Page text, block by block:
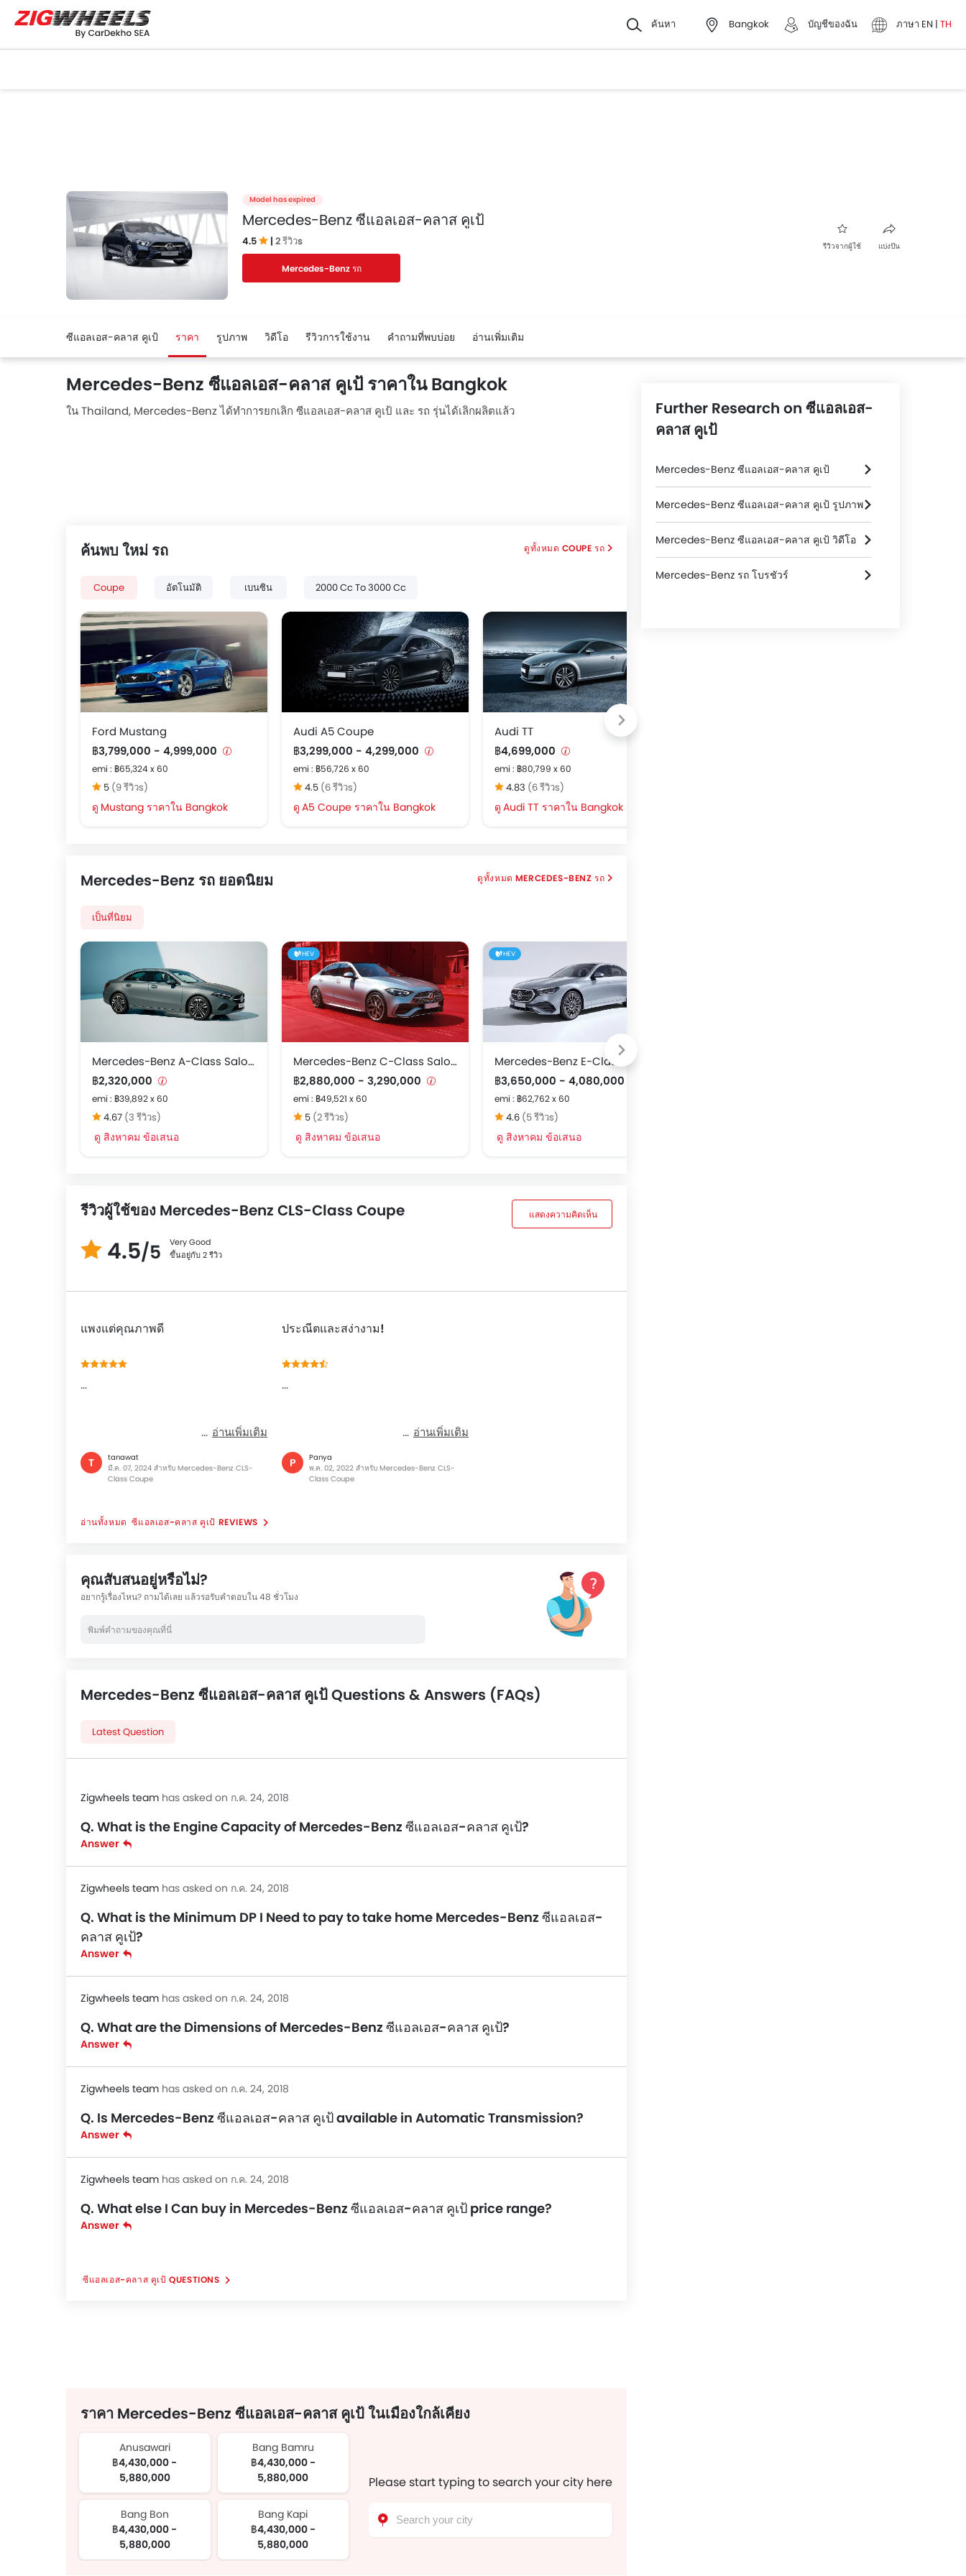
ค้นหา Bangkok บัญชีของฉัน ภาษา EN | TH
Model has expired
Mercedes-Benz ซีแอลเอส-คลาส คูเป้
4.5 | 2 รีวิวs
Mercedes-Benz รถ
รีวิวจากผู้ใช้ แบ่งปัน
ซีแอลเอส-คลาส คูเป้ ราคา รูปภาพ วิดีโอ รีวิวการใช้งาน คำถามที่พบบ่อย อ่านเพิ่มเติม
Mercedes-Benz ซีแอลเอส-คลาส คูเป้ ราคาใน Bangkok
ใน Thailand, Mercedes-Benz ได้ทำการยกเลิก ซีแอลเอส-คลาส คูเป้ และ รถ รุ่นได้เลิกผลิตแล้ว
ค้นพบ ใหม่ รถ
Coupe อัตโนมัติ เบนซิน 2000 Cc To 3000 Cc
Ford Mustang
฿3,799,000 - 4,999,000
emi : ฿65,324 x 60
5 (9 รีวิวs)
Mustang ราคาใน Bangkok
Audi A5 Coupe
฿3,299,000 - 4,299,000
emi : ฿56,726 x 60
4.5 (6 รีวิวs)
A5 Coupe ราคาใน Bangkok
Audi TT
฿4,699,000
emi : ฿80,799 x 60
4.83 (6 รีวิวs)
Audi TT ราคาใน Bangkok
COUPE รถ
Mercedes-Benz รถ ยอดนิยม
เป็นที่นิยม
Mercedes-Benz A-Class Saloon
฿2,320,000
emi : ฿39,892 x 60
4.67 (3 รีวิวs)
ดู สิงหาคม ข้อเสนอ
HEV
Mercedes-Benz C-Class Saloon
฿2,880,000 - 3,290,000
emi : ฿49,521 x 60
5 (2 รีวิวs)
ดู สิงหาคม ข้อเสนอ
HEV
฿3,650,000 - 4,080,000
emi : ฿62,762 x 60
4.6 (5 รีวิวs)
ดู สิงหาคม ข้อเสนอ
MERCEDES-BENZ รถ
รีวิวผู้ใช้ของ Mercedes-Benz CLS-Class Coupe แสดงความคิดเห็น
4.5/5
Very Good
ขึ้นอยู่กับ 2 รีวิว
แพงแต่คุณภาพดี
...
อ่านเพิ่มเติม
T
tanawat
มี.ค. 07, 2024 สำหรับ Mercedes-Benz CLS-
Class Coupe
ประณีตและสง่างาม!
...
อ่านเพิ่มเติม
P
Panya
พ.ค. 02, 2022 สำหรับ Mercedes-Benz CLS-
Class Coupe
ซีแอลเอส-คลาส คูเป้ REVIEWS
คุณสับสนอยู่หรือไม่?
อยากรู้เรื่องไหน? ถามได้เลย แล้วรอรับคำตอบใน 48 ชั่วโมง
Mercedes-Benz ซีแอลเอส-คลาส คูเป้ Questions & Answers (FAQs)
Latest Question
Zigwheels team has asked on ก.ค. 24, 2018
Q. What is the Engine Capacity of Mercedes-Benz ซีแอลเอส-คลาส คูเป้?
Answer
Zigwheels team has asked on ก.ค. 24, 2018
Q. What is the Minimum DP I Need to pay to take home Mercedes-Benz ซีแอลเอส-
คลาส คูเป้?
Answer
Zigwheels team has asked on ก.ค. 24, 2018
Q. What are the Dimensions of Mercedes-Benz ซีแอลเอส-คลาส คูเป้?
Answer
Zigwheels team has asked on ก.ค. 24, 2018
Q. Is Mercedes-Benz ซีแอลเอส-คลาส คูเป้ available in Automatic Transmission?
Answer
Zigwheels team has asked on ก.ค. 24, 2018
Q. What else I Can buy in Mercedes-Benz ซีแอลเอส-คลาส คูเป้ price range?
Answer
ซีแอลเอส-คลาส คูเป้ QUESTIONS
ราคา Mercedes-Benz ซีแอลเอส-คลาส คูเป้ ในเมืองใกล้เคียง
Anusawari
฿4,430,000 -
5,880,000
Bang Bamru
฿4,430,000 -
5,880,000
Bang Bon
฿4,430,000 -
5,880,000
Bang Kapi
฿4,430,000 -
5,880,000
Please start typing to search your city here
Further Research on ซีแอลเอส-
คลาส คูเป้
Mercedes-Benz ซีแอลเอส-คลาส คูเป้
Mercedes-Benz ซีแอลเอส-คลาส คูเป้ รูปภาพ
Mercedes-Benz ซีแอลเอส-คลาส คูเป้ วิดีโอ
Mercedes-Benz รถ โบรชัวร์